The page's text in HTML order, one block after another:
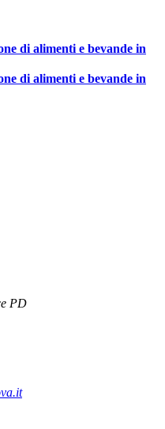
di alimenti e bevande in
di alimenti e bevande in
PD